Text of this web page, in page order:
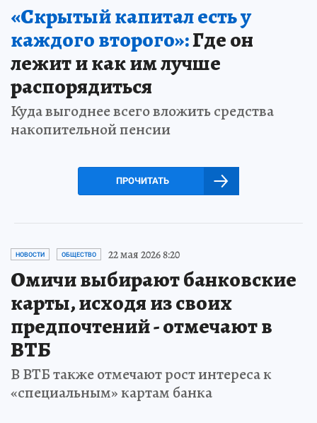
«Скрытый капитал есть у
каждого второго»:Где он
лежит и как им лучше
распорядиться
Куда выгоднее всего вложить средства
накопительной пенсии
ПРОЧИТАТЬ
НОВОСТИ ОБЩЕСТВО 22 мая 2026 8:20
Омичи выбирают банковские
карты, исходя из своих
предпочтений - отмечают в
ВТБ
В ВТБ также отмечают рост интереса к
«специальным» картам банка